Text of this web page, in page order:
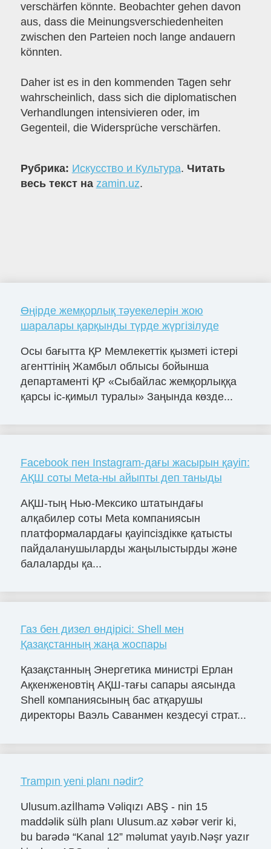
verschärfen könnte. Beobachter gehen davon
aus, dass die Meinungsverschiedenheiten
zwischen den Parteien noch lange andauern
könnten.
Daher ist es in den kommenden Tagen sehr
wahrscheinlich, dass sich die diplomatischen
Verhandlungen intensivieren oder, im
Gegenteil, die Widersprüche verschärfen.
Рубрика: Искусство и Культура. Читать
весь текст на zamin.uz.
Өңірде жемқорлық тәуекелерін жою
шаралары қарқынды түрде жүргізілуде
Осы бағытта ҚР Мемлекеттік қызметі істері
агенттінің Жамбыл облысы бойынша
департаменті ҚР «Сыбайлас жемқорлыққа
қарсы іс-қимыл туралы» Заңында көзде...
Facebook пен Instagram-дағы жасырын қауіп:
АҚШ соты Meta-ны айыпты деп таныды
АҚШ-тың Нью-Мексико штатындағы
алқабилер соты Meta компаниясын
платформалардағы қауіпсіздікке қатысты
пайдаланушыларды жаңылыстырды және
балаларды қа...
Газ бен дизел өндірісі: Shell мен
Қазақстанның жаңа жоспары
Қазақстанның Энергетика министрі Ерлан
Ақкенженовтің АҚШ-тағы сапары аясында
Shell компаниясының бас атқарушы
директоры Ваэль Саванмен кездесуі страт...
Trampın yeni planı nədir?
Ulusum.azİlhamə Vəliqızı ABŞ - nin 15
maddəlik sülh planı Ulusum.az xəbər verir ki,
bu barədə “Kanal 12” məlumat yayıb.Nəşr yazır